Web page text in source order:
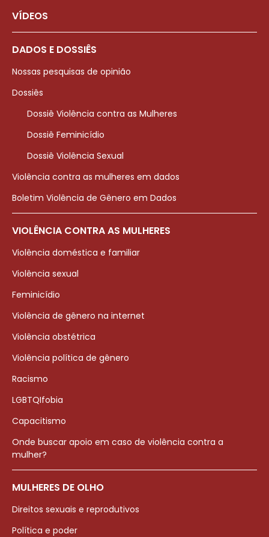
VÍDEOS
DADOS E DOSSIÊS
Nossas pesquisas de opinião
Dossiês
Dossiê Violência contra as Mulheres
Dossiê Feminicídio
Dossiê Violência Sexual
Violência contra as mulheres em dados
Boletim Violência de Gênero em Dados
VIOLÊNCIA CONTRA AS MULHERES
Violência doméstica e familiar
Violência sexual
Feminicídio
Violência de gênero na internet
Violência obstétrica
Violência política de gênero
Racismo
LGBTQIfobia
Capacitismo
Onde buscar apoio em caso de violência contra a
mulher?
MULHERES DE OLHO
Direitos sexuais e reprodutivos
Política e poder